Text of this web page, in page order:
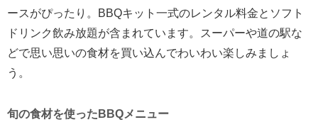
ースがぴったり。BBQキット一式のレンタル料金とソフト
ドリンク飲み放題が含まれています。スーパーや道の駅な
どで思い思いの食材を買い込んでわいわい楽しみましょ
う。
旬の食材を使ったBBQメニュー